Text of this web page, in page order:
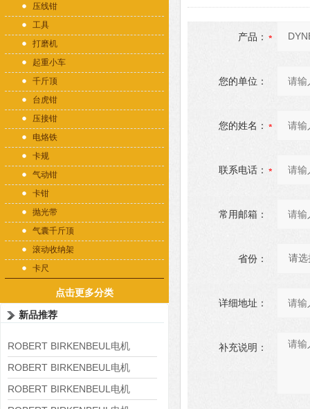
压线钳
工具
打磨机
起重小车
千斤顶
台虎钳
压接钳
电烙铁
卡规
气动钳
卡钳
抛光带
气囊千斤顶
滚动收纳架
卡尺
点击更多分类
新品推荐
ROBERT BIRKENBEUL电机
8APE225M-4-IE3
ROBERT BIRKENBEUL电机
8APE180L-4 IE3
ROBERT BIRKENBEUL电机
产品：
您的单位：
您的姓名：
联系电话：
常用邮箱：
省份：
详细地址：
补充说明：